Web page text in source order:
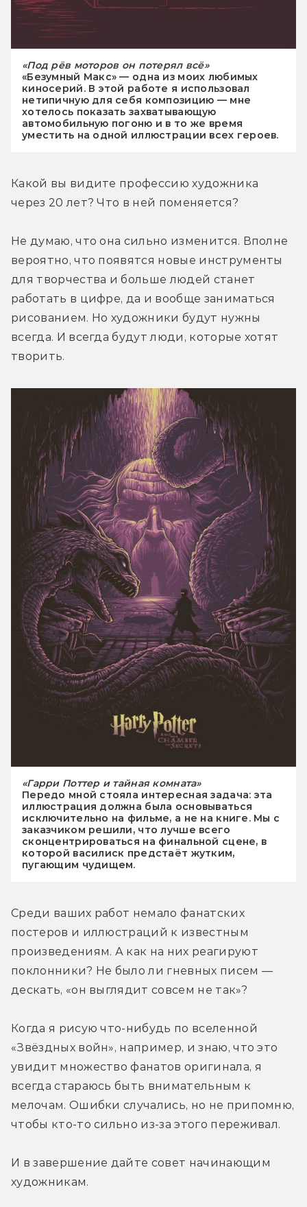
«Под рёв моторов он потерял всё»
«Безумный Макс» — одна из моих любимых
киносерий. В этой работе я использовал
нетипичную для себя композицию — мне
хотелось показать захватывающую
автомобильную погоню и в то же время
уместить на одной иллюстрации всех героев.
Какой вы видите профессию художника
через 20 лет? Что в ней поменяется?
Не думаю, что она сильно изменится. Вполне
вероятно, что появятся новые инструменты
для творчества и больше людей станет
работать в цифре, да и вообще заниматься
рисованием. Но художники будут нужны
всегда. И всегда будут люди, которые хотят
творить.
«Гарри Поттер и тайная комната»
Передо мной стояла интересная задача: эта
иллюстрация должна была основываться
исключительно на фильме, а не на книге. Мы с
заказчиком решили, что лучше всего
сконцентрироваться на финальной сцене, в
которой василиск предстаёт жутким,
пугающим чудищем.
Среди ваших работ немало фанатских
постеров и иллюстраций к известным
произведениям. А как на них реагируют
поклонники? Не было ли гневных писем —
дескать, «он выглядит совсем не так»?
Когда я рисую что-нибудь по вселенной
«Звёздных войн», например, и знаю, что это
увидит множество фанатов оригинала, я
всегда стараюсь быть внимательным к
мелочам. Ошибки случались, но не припомню,
чтобы кто-то сильно из-за этого переживал.
И в завершение дайте совет начинающим
художникам.